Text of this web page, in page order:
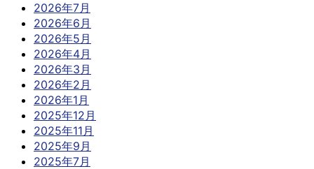
2026年7月
2026年6月
2026年5月
2026年4月
2026年3月
2026年2月
2026年1月
2025年12月
2025年11月
2025年9月
2025年7月